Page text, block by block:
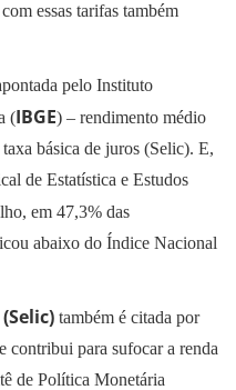
essas tarifas também
pelo Instituto
(IBGE) – rendimento médio
básica de juros (Selic). E,
de Estatística e Estudos
em 47,3% das
abaixo do Índice Nacional
também é citada por
contribui para sufocar a renda
de Política Monetária